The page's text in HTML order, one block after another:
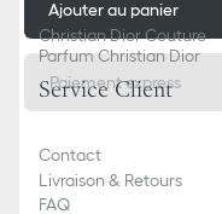
Ajouter au panier
Paiement express
Christian Dior Couture
Parfum Christian Dior
Service Client
Contact
Livraison & Retours
FAQ